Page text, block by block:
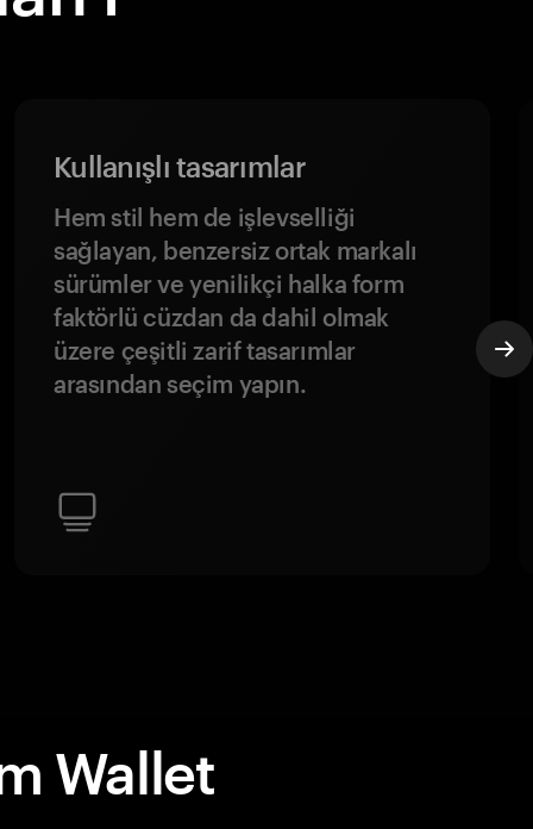
Kullanışlı tasarımlar
Hem stil hem de işlevselliği
sağlayan, benzersiz ortak markalı
sürümler ve yenilikçi halka form
faktörlü cüzdan da dahil olmak
üzere çeşitli zarif tasarımlar
arasından seçim yapın.
Wallet